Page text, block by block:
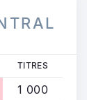
TITRES
1 000